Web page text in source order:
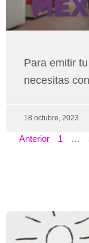
Para emitir
necesitas
18 octubre, 2023
Anterior 1 …
Página